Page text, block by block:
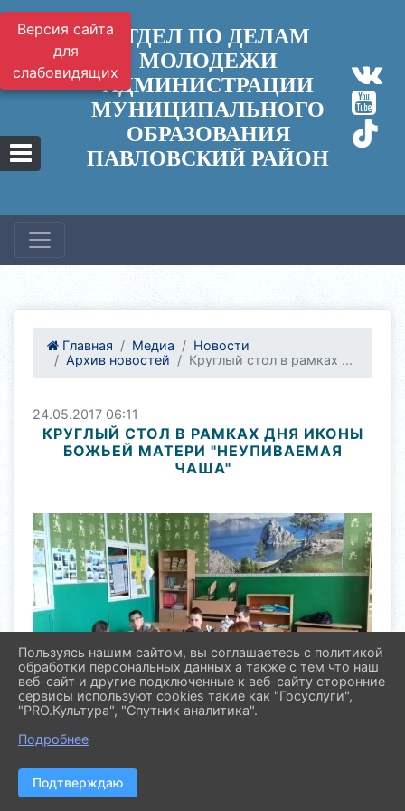
Версия сайта
для
слабовидящих
ОТДЕЛ ПО ДЕЛАМ
МОЛОДЕЖИ
АДМИНИСТРАЦИИ
МУНИЦИПАЛЬНОГО
ОБРАЗОВАНИЯ
ПАВЛОВСКИЙ РАЙОН
Главная Медиа
Новости
Архив новостей
Круглый стол в рамках ...
24.05.2017 06:11
КРУГЛЫЙ СТОЛ В РАМКАХ ДНЯ ИКОНЫ
БОЖЬЕЙ МАТЕРИ "НЕУПИВАЕМАЯ
ЧАША"
Пользуясь нашим сайтом, вы соглашаетесь с политикой
обработки персональных данных а также с тем что наш
веб-сайт и другие подключенные к веб-сайту сторонние
сервисы используют cookies такие как "Госуслуги",
"PRO.Культура", "Спутник аналитика".
Подробнее
Подтверждаю